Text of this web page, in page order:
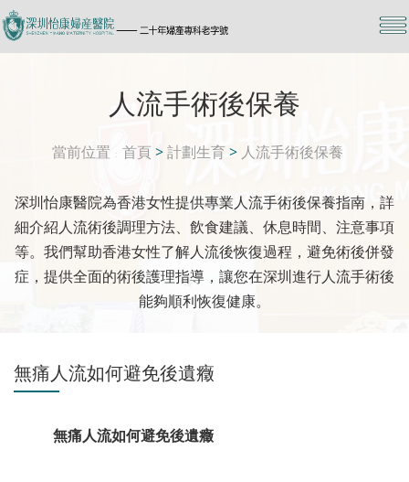
人流手術後保養
當前位置 首頁 >計劃生育> 人流手術後保養
深圳怡康醫院為香港女性提供專業人流手術後保養指南，詳
細介紹人流術後調理方法、飲食建議、休息時間、注意事項
等。我們幫助香港女性了解人流後恢復過程，避免術後併發
症，提供全面的術後護理指導，讓您在深圳進行人流手術後
能夠順利恢復健康。
無痛人流如何避免後遺癥
無痛人流如何避免後遺癥